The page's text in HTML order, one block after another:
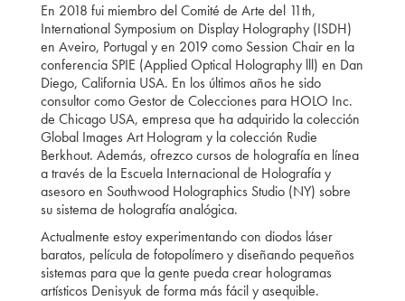
En 2018 fui miembro del Comité de Arte del 11th,
International Symposium on Display Holography (ISDH)
en Aveiro, Portugal y en 2019 como Session Chair en la
conferencia SPIE (Applied Optical Holography lll) en Dan
Diego, California USA. En los últimos años he sido
consultor como Gestor de Colecciones para HOLO Inc.
de Chicago USA, empresa que ha adquirido la colección
Global Images Art Hologram y la colección Rudie
Berkhout. Además, ofrezco cursos de holografía en línea
a través de la Escuela Internacional de Holografía y
asesoro en Southwood Holographics Studio (NY) sobre
su sistema de holografía analógica.
Actualmente estoy experimentando con diodos láser
baratos, película de fotopolímero y diseñando pequeños
sistemas para que la gente pueda crear hologramas
artísticos Denisyuk de forma más fácil y asequible.